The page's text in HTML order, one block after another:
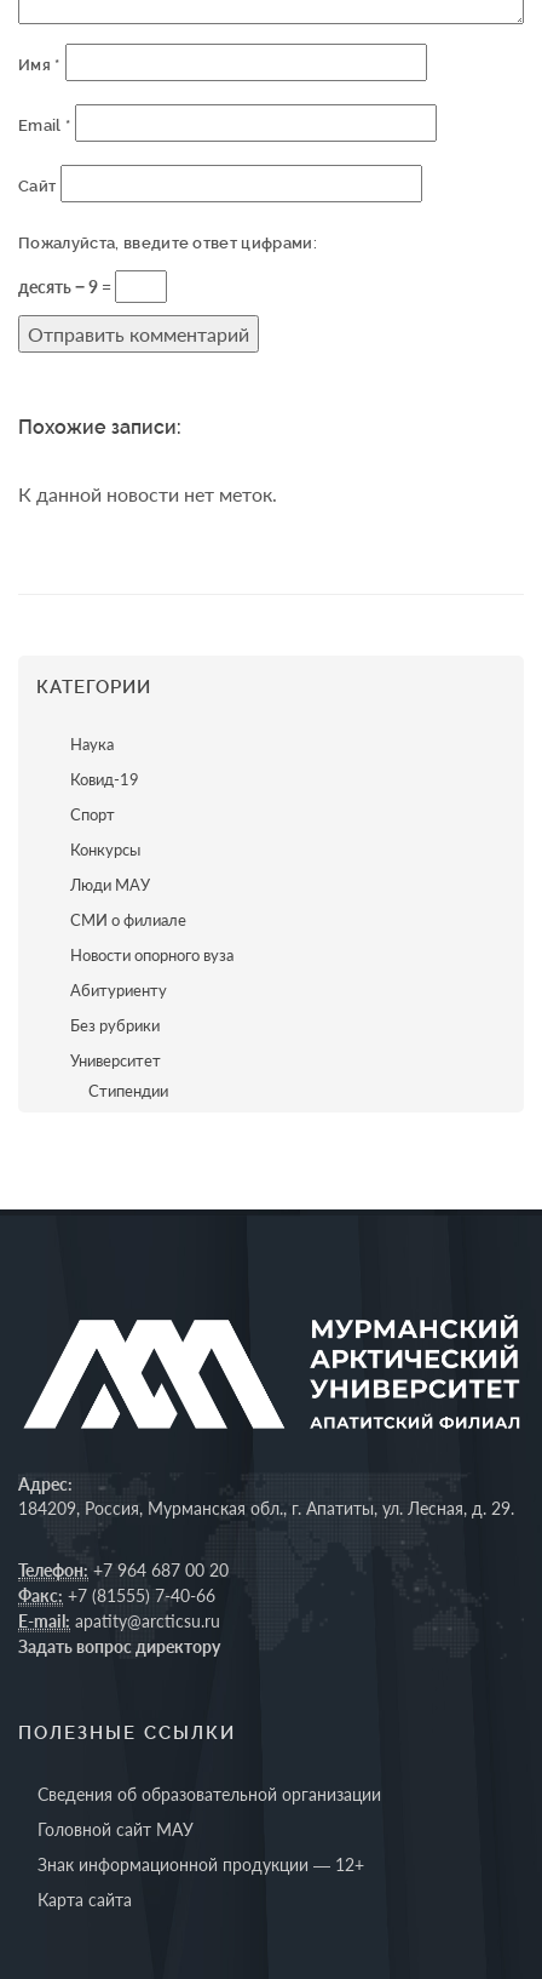
Имя *
Email *
Сайт
Пожалуйста, введите ответ цифрами:
десять − 9 =
Похожие записи:
К данной новости нет меток.
КАТЕГОРИИ
Наука
Ковид-19
Спорт
Конкурсы
Люди МАУ
СМИ о филиале
Новости опорного вуза
Абитуриенту
Без рубрики
Университет
Стипендии
Адрес:
184209, Россия, Мурманская обл., г. Апатиты, ул. Лесная, д. 29.
Телефон: +7 964 687 00 20
Факс: +7 (81555) 7-40-66
E-mail: apatity@arcticsu.ru
Задать вопрос директору
ПОЛЕЗНЫЕ ССЫЛКИ
Сведения об образовательной организации
Головной сайт МАУ
Знак информационной продукции — 12+
Карта сайта